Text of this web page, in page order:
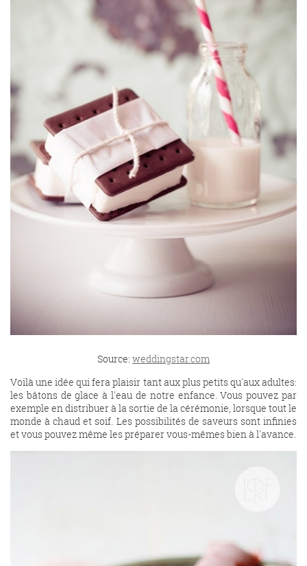
Source: weddingstar.com
Voilà une idée qui fera plaisir tant aux plus petits qu'aux adultes:
les bâtons de glace à l'eau de notre enfance. Vous pouvez par
exemple en distribuer à la sortie de la cérémonie, lorsque tout le
monde à chaud et soif. Les possibilités de saveurs sont infinies
et vous pouvez même les préparer vous-mêmes bien à l'avance.